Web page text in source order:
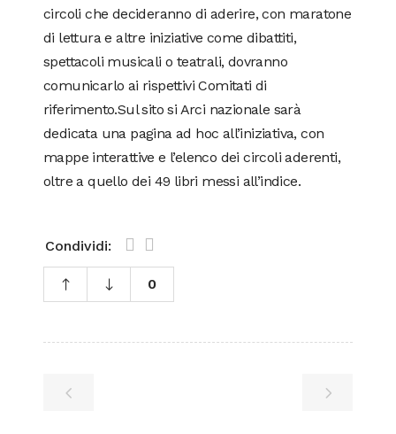
circoli che decideranno di aderire, con maratone
di lettura e altre iniziative come dibattiti,
spettacoli musicali o teatrali, dovranno
comunicarlo ai rispettivi Comitati di
riferimento.Sul sito si Arci nazionale sarà
dedicata una pagina ad hoc all’iniziativa, con
mappe interattive e l’elenco dei circoli aderenti,
oltre a quello dei 49 libri messi all’indice.
Condividi:
0